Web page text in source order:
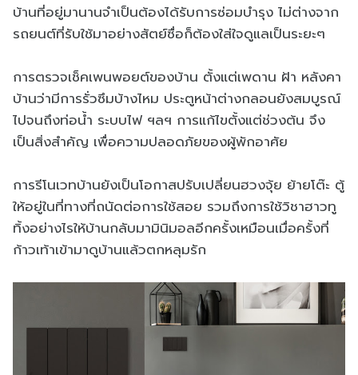
บ้านที่อยู่มานานจำเป็นต้องได้รับการซ่อมบำรุง ไม่ต่างจาก
รถยนต์ที่รับใช้มาอย่างสัตย์ซื่อก็ต้องใส่ใจดูแลเป็นระยะๆ
การตรวจเช็คเพนพอยต์ของบ้าน ตั้งแต่เพดาน ฝ้า หลังคา
บ้านว่ามีการรั่วซึมบ้างไหม ประตูหน้าต่างกลอนยังสมบูรณ์
ไปจนถึงท่อน้ำ ระบบไฟ ฯลฯ การแก้ไขตั้งแต่ช่วงต้น จึง
เป็นสิ่งสำคัญ เพื่อความปลอดภัยของผู้พักอาศัย
การรีโนเวทบ้านยังเป็นโอกาสปรับเปลี่ยนฮวงจุ้ย ย้ายโต๊ะ ตู้
ให้อยู่ในที่ทางที่ถนัดต่อการใช้สอย รวมถึงการใช้วิชาฮาวทู
ทิ้งอย่างไรให้บ้านกลับมามินิมอลอีกครั้งเหมือนเมื่อครั้งที่
ก้าวเท้าเข้ามาดูบ้านแล้วตกหลุมรัก